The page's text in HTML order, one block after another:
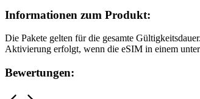
Informationen zum Produkt:
Die Pakete gelten für die gesamte
Aktivierung erfolgt, wenn die eSIM in einem
Bewertungen: